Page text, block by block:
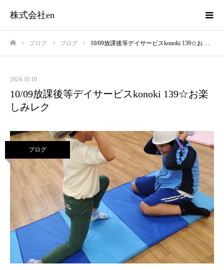
株式会社en
ブログ ブログ 10/09放課後等デイサービスkonoki 139☆お楽しみレク
2024.10.10
10/09放課後等デイサービスkonoki 139☆お楽
しみレク
ブログ